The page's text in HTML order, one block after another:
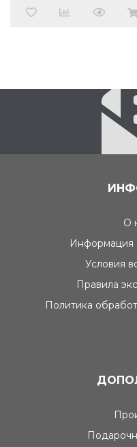
О
Информация
Условия
Правила
Политика